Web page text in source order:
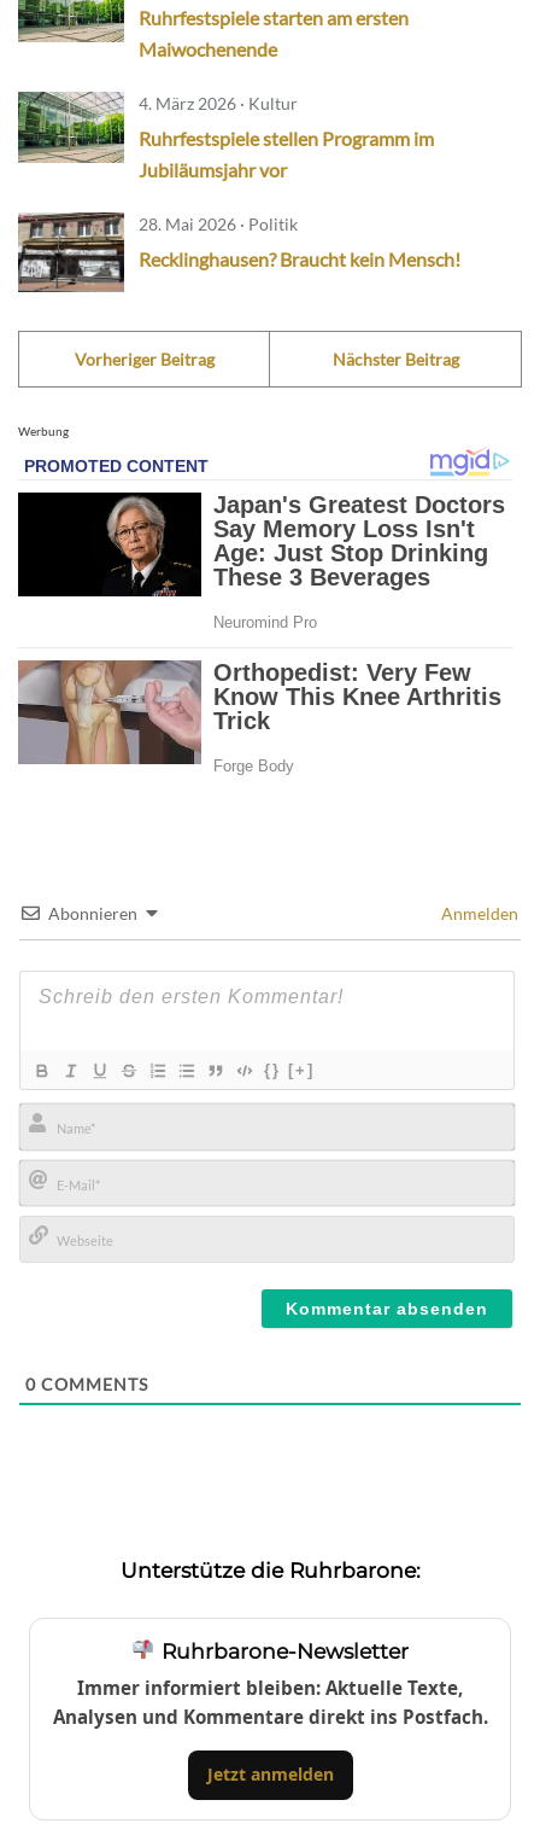
Ruhrfestspiele starten am ersten
Maiwochenende
4. März 2026 · Kultur
Ruhrfestspiele stellen Programm im
Jubiläumsjahr vor
28. Mai 2026 · Politik
Recklinghausen? Braucht kein Mensch!
Vorheriger Beitrag Nächster Beitrag
Werbung
Abonnieren Anmelden
{} [+]
Name*
E-
Mail*
0 COMMENTS
Unterstütze die Ruhrbarone:
Ruhrbarone-Newsletter
Immer informiert bleiben: Aktuelle Texte,
Analysen und Kommentare direkt ins Postfach.
Jetzt anmelden